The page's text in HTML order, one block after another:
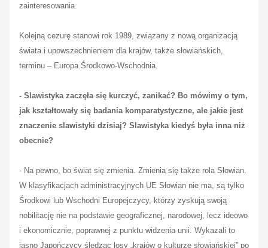
zainteresowania.
Kolejną cezurę stanowi rok 1989, związany z nową organizacją
świata i upowszechnieniem dla krajów, także słowiańskich,
terminu – Europa Środkowo-Wschodnia.
- Slawistyka zaczęła się kurczyć, zanikać? Bo mówimy o tym,
jak kształtowały się badania komparatystyczne, ale jakie jest
znaczenie slawistyki dzisiaj? Sl awistyka kiedyś była inna niż
obecnie?
- Na pewno, bo świat się zmienia. Zmienia się także rola Słowian.
W klasyfikacjach administracyjnych UE Słowian nie ma, są tylko
Środkowi lub Wschodni Europejczycy, którzy zyskują swoją
nobilitację nie na podstawie geograficznej, narodowej, lecz ideowo
i ekonomicznie, poprawnej z punktu widzenia unii. Wykazali to
jasno Japończycy śledząc losy „krajów o kulturze słowiańskiej” po